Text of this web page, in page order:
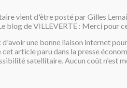
vient d'être posté par Gilles
blog de VILLEVERTE : Merci pour
d'avoir une bonne liaison internet
article paru dans la presse
satellitaire. Aucun coût n'est